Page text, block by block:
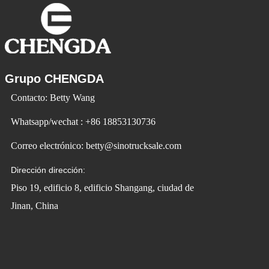
Grupo CHENGDA
Contacto: Betty Wang
Whatsapp/wechat : +86 18853130736
Correo electrónico: betty@sinotrucksale.com
Dirección dirección:
Piso 19, edificio 8, edificio Shangang, ciudad de
Jinan, China